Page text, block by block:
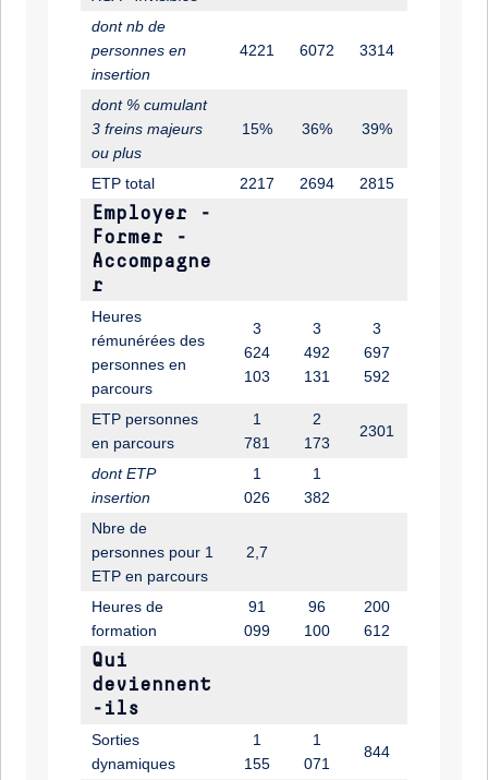
dont nb de
personnes en
insertion
4221 6072 3314
dont % cumulant
3 freins majeurs
ou plus
15% 36% 39%
ETP total 2217 2694 2815
Employer -
Former -
Accompagne
r
Heures
rémunérées des
personnes en
parcours
3
624
103
3
492
131
3
697
592
ETP personnes
en parcours
1
781
2
173
2301
dont ETP
insertion
1
026
1
382
Nbre de
personnes pour 1
ETP en parcours
2,7
Heures de
formation
91
099
96
100
200
612
Qui
deviennent
-ils
Sorties
dynamiques
1
155
1
071
844